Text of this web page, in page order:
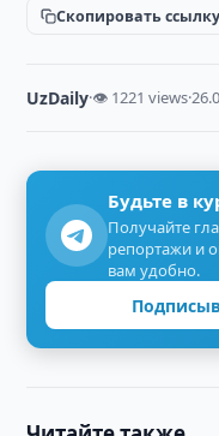
Скопировать ссылку
UzDaily·👁 1221 views·
Будьте в
Получайте
репортажи и
вам удобно.